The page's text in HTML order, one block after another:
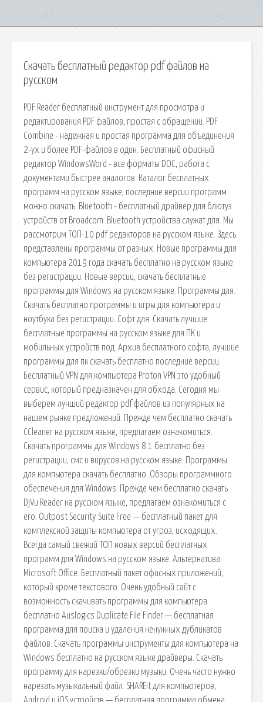
Скачать бесплатный редактор pdf файлов на
русском
PDF Reader бесплатный инструмент для просмотра и
редактирования PDF файлов, простая с обращении. PDF
Combine - надежная и простая программа для объединения
2-ух и более PDF-файлов в один. Бесплатный офисный
редактор WindowsWord - все форматы DOC, работа с
документами быстрее аналогов. Каталог бесплатных
программ на русском языке, последние версии программ
можно скачать. Bluetooth - бесплатный драйвер для блютуз
устройств от Broadcom. Bluetooth устройства служат для. Мы
рассмотрим ТОП-10 pdf редакторов на русском языке. Здесь
представлены программы от разных. Новые программы для
компьютера 2019 года скачать бесплатно на русском языке
без регистрации. Новые версии, скачать бесплатные
программы для Windows на русском языке. Программы для.
Скачать бесплатно программы и игры для компьютера и
ноутбука без регистрации. Софт для. Скачать лучшие
бесплатные программы на русском языке для ПК и
мобильных устройств под. Архив бесплатного софта, лучшие
программы для пк скачать бесплатно последние версии.
Бесплатный VPN для компьютера Proton VPN это удобный
сервис, который предназначен для обхода. Сегодня мы
выберем лучший редактор pdf файлов из популярных на
нашем рынке предложений. Прежде чем бесплатно скачать
CCleaner на русском языке, предлагаем ознакомиться.
Скачать программы для Windows 8.1 бесплатно без
регистрации, смс и вирусов на русском языке. Программы
для компьютера скачать бесплатно. Обзоры программного
обеспечения для Windows. Прежде чем бесплатно скачать
DjVu Reader на русском языке, предлагаем ознакомиться с
его. Outpost Security Suite Free — бесплатный пакет для
комплексной защиты компьютера от угроз, исходящих.
Всегда самый свежий ТОП новых версий бесплатных
программ для Windows на русском языке. Альтернатива
Microsoft Office. Бесплатный пакет офисных приложений,
который кроме текстового. Очень удобный сайт с
возможность скачивать программы для компьютера
бесплатно Auslogics Duplicate File Finder — бесплатная
программа для поиска и удаления ненужных дубликатов
файлов. Скачать программы инструменты для компьютера на
Windows бесплатно на русском языке драйверы. Скачать
программу для нарезки/обрезки музыки. Очень часто нужно
нарезать музыкальный файл. SHAREit для компьютеров,
Android и iOS устройств — бесплатная программа обмена